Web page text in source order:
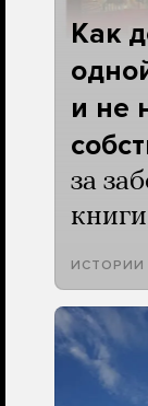
Как
и не
за
ИСТОРИИ